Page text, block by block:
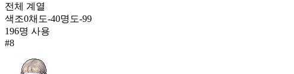
전체 계열
색조0채도-40명도-99
196명 사용
#8